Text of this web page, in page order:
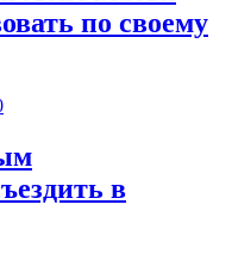
по своему
в